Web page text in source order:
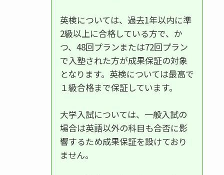
英検については、過去1年以内に準
2級以上に合格している方で、か
つ、48回プランまたは72回プラン
で入塾された方が成果保証の対象
となります。英検については最高で
１級合格まで保証しています。
大学入試については、一般入試の
場合は英語以外の科目も合否に影
響するため成果保証を設けており
ません。